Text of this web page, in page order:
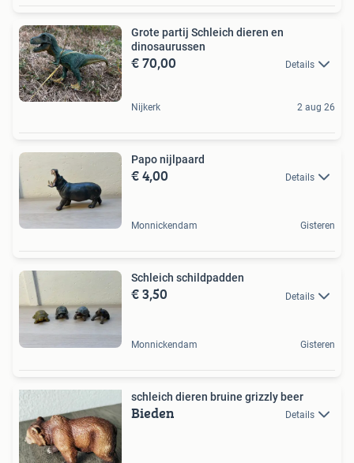
Grote partij Schleich dieren en
dinosaurussen
€ 70,00 Details
Nijkerk 2 aug 26
Papo nijlpaard
€ 4,00 Details
Monnickendam Gisteren
Schleich schildpadden
€ 3,50 Details
Monnickendam Gisteren
schleich dieren bruine grizzly beer
Bieden Details